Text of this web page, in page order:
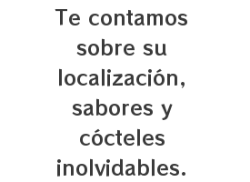
Te contamos
sobre su
localización,
sabores y
cócteles
inolvidables.